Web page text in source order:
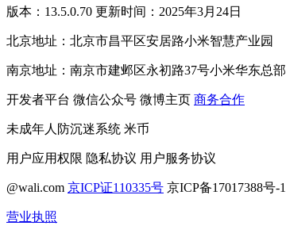
版本：13.5.0.70 更新时间：2025年3月24日
北京地址：北京市昌平区安居路小米智慧产业园
南京地址：南京市建邺区永初路37号小米华东总部
开发者平台 微信公众号 微博主页 商务合作
未成年人防沉迷系统 米币
用户应用权限 隐私协议 用户服务协议
@wali.com 京ICP证110335号 京ICP备17017388号-1
营业执照